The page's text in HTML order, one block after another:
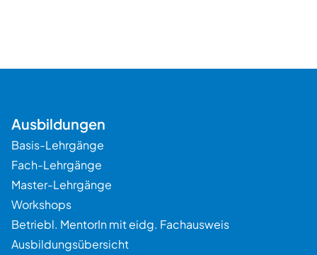
Ausbildungen
Basis-Lehrgänge
Fach-Lehrgänge
Master-Lehrgänge
Workshops
Betriebl. MentorIn mit eidg. Fachausweis
Ausbildungsübersicht